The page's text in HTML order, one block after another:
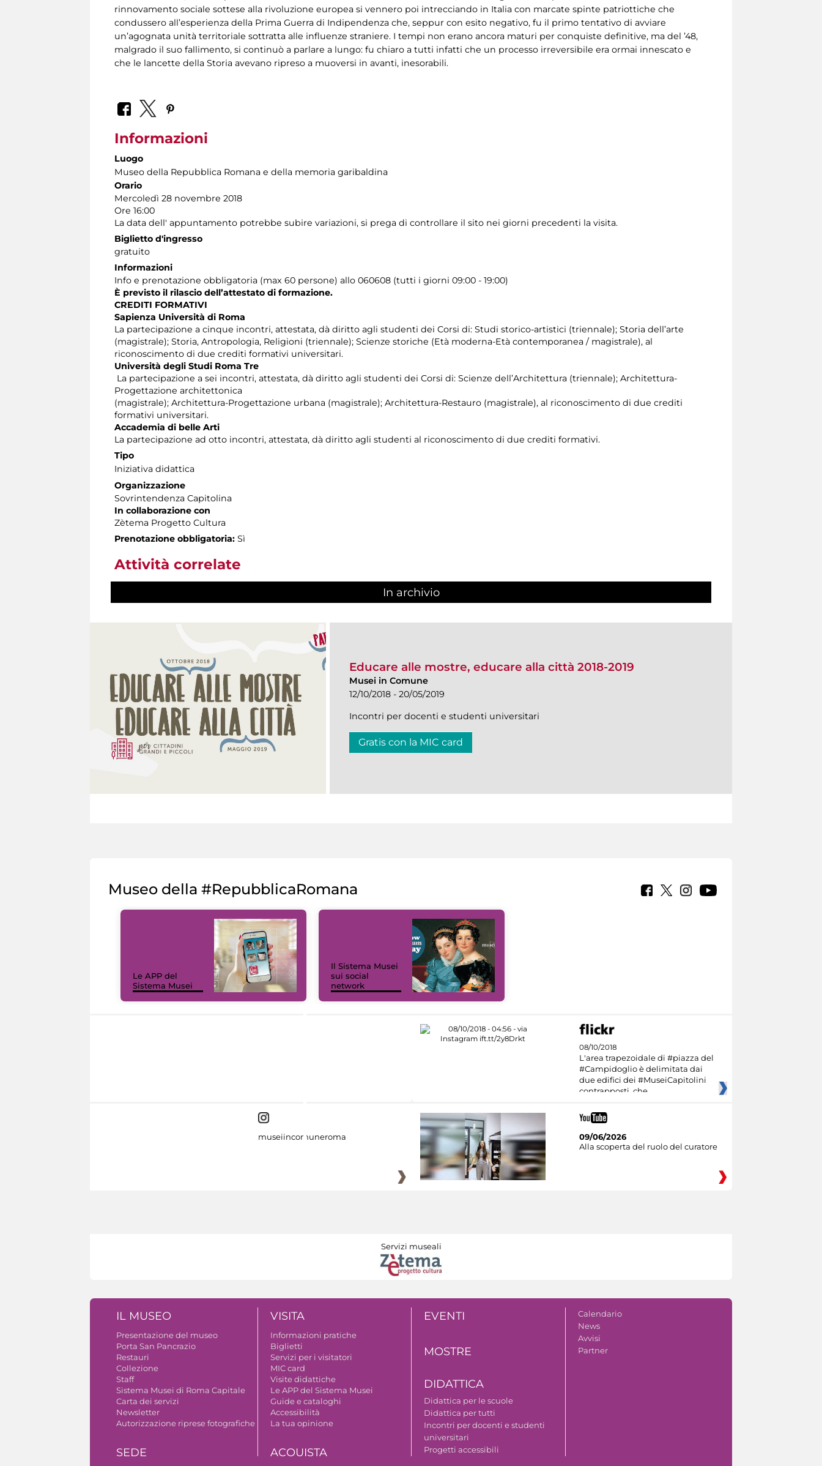
rinnovamento sociale sottese alla rivoluzione europea si vennero poi intrecciando in Italia con marcate spinte patriottiche che
condussero all’esperienza della Prima Guerra di Indipendenza che, seppur con esito negativo, fu il primo tentativo di avviare
un’agognata unità territoriale sottratta alle influenze straniere. I tempi non erano ancora maturi per conquiste definitive, ma del ’48,
malgrado il suo fallimento, si continuò a parlare a lungo: fu chiaro a tutti infatti che un processo irreversibile era ormai innescato e
che le lancette della Storia avevano ripreso a muoversi in avanti, inesorabili.
Informazioni
Luogo
Museo della Repubblica Romana e della memoria garibaldina
Orario
Mercoledì 28 novembre 2018
Ore 16:00
La data dell' appuntamento potrebbe subire variazioni, si prega di controllare il sito nei giorni precedenti la visita.
Biglietto d'ingresso
gratuito
Informazioni
Info e prenotazione obbligatoria (max 60 persone) allo 060608 (tutti i giorni 09:00 - 19:00)
È previsto il rilascio dell’attestato di formazione.
CREDITI FORMATIVI
Sapienza Università di Roma
La partecipazione a cinque incontri, attestata, dà diritto agli studenti dei Corsi di: Studi storico-artistici (triennale); Storia dell’arte
(magistrale); Storia, Antropologia, Religioni (triennale); Scienze storiche (Età moderna-Età contemporanea / magistrale), al
riconoscimento di due crediti formativi universitari.
Università degli Studi Roma Tre
La partecipazione a sei incontri, attestata, dà diritto agli studenti dei Corsi di: Scienze dell’Architettura (triennale); Architettura-
Progettazione architettonica
(magistrale); Architettura-Progettazione urbana (magistrale); Architettura-Restauro (magistrale), al riconoscimento di due crediti
formativi universitari.
Accademia di belle Arti
La partecipazione ad otto incontri, attestata, dà diritto agli studenti al riconoscimento di due crediti formativi.
Tipo
Iniziativa didattica
Organizzazione
Sovrintendenza Capitolina
In collaborazione con
Zètema Progetto Cultura
Prenotazione obbligatoria: Sì
Attività correlate
In archivio
Educare alle mostre, educare alla città 2018-2019
Musei in Comune
12/10/2018 - 20/05/2019
Incontri per docenti e studenti universitari
Gratis con la MIC card
Museo della #RepubblicaRomana
Le APP del
Sistema Musei
Il Sistema Musei
sui social
network
08/10/2018
L'area trapezoidale di #piazza del
#Campidoglio è delimitata dai
due edifici dei #MuseiCapitolini
contrapposti, che
museiincomuneroma
09/06/2026
Alla scoperta del ruolo del curatore
Servizi museali
IL MUSEO
Presentazione del museo
Porta San Pancrazio
Restauri
Collezione
Staff
Sistema Musei di Roma Capitale
Carta dei servizi
Newsletter
Autorizzazione riprese fotografiche
SEDE
VISITA
Informazioni pratiche
Biglietti
Servizi per i visitatori
MIC card
Visite didattiche
Le APP del Sistema Musei
Guide e cataloghi
Accessibilità
La tua opinione
ACQUISTA
EVENTI
MOSTRE
DIDATTICA
Didattica per le scuole
Didattica per tutti
Incontri per docenti e studenti
universitari
Progetti accessibili
Calendario
News
Avvisi
Partner